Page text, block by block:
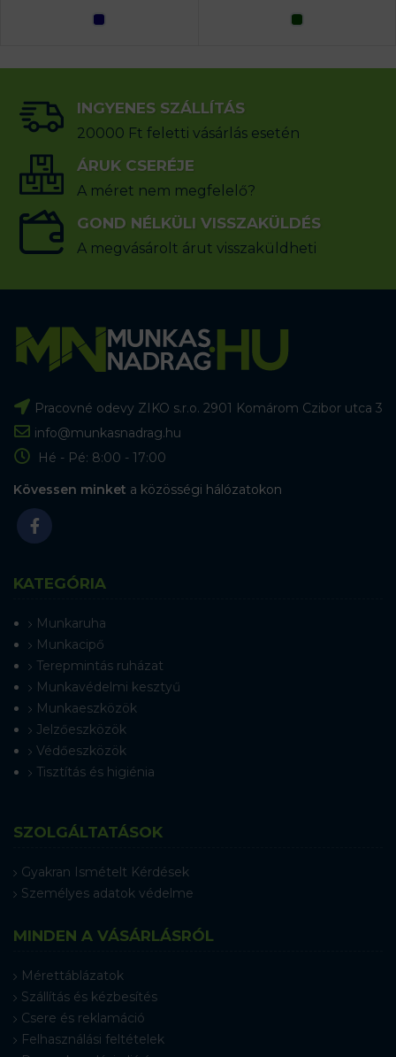
INGYENES SZÁLLÍTÁS
20000 Ft feletti vásárlás esetén
ÁRUK CSERÉJE
A méret nem megfelelő?
GOND NÉLKÜLI VISSZAKÜLDÉS
A megvásárolt árut visszaküldheti
Pracovné odevy ZIKO s.r.o. 2901 Komárom Czibor utca 3
info@munkasnadrag.hu
Hé - Pé: 8:00 - 17:00
Kövessen minket a közösségi hálózatokon
KATEGÓRIA
Munkaruha
Munkacipő
Terepmintás ruházat
Munkavédelmi kesztyű
Munkaeszközök
Jelzőeszközök
Védőeszközök
Tisztítás és higiénia
SZOLGÁLTATÁSOK
Gyakran Ismételt Kérdések
Személyes adatok védelme
MINDEN A VÁSÁRLÁSRÓL
Mérettáblázatok
Szállítás és kézbesítés
Csere és reklamáció
Felhasználási feltételek